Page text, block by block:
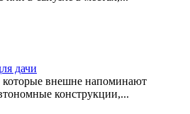
дачи
которые внешне напоминают
конструкции,...